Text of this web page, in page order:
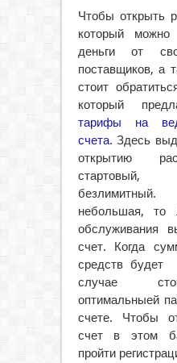
Чтобы открыть
который можно
деньги от
поставщиков, а
стоит
который
тарифы на
счета. Здесь
открытию
стартовый,
небольшая, то
обслуживания
счет. Когда
средств
случае
оптимальныей
счете. Чтобы
счет в этом
пройти